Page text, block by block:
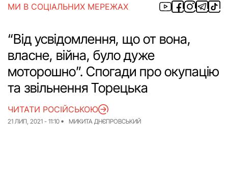
Окупація
Про нас
Війна
Гроші
Освіта
Інструкції
Медицина
ЖКГ
Історія
Інтерв’ю
МИ В СОЦІАЛЬНИХ МЕРЕЖАХ
“Від усвідомлення, що от вона,
власне, війна, було дуже
моторошно”. Спогади про окупацію
та звільнення Торецька
21 ЛИП, 2021 - 11:10 МИКИТА ДНЄПРОВСЬКИЙ
ЧИТАТИ РОСІЙСЬКОЮ